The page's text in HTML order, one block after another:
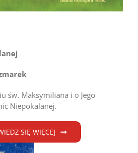
św. Maksymiliana i o Jego
Niepokalanej.
SIĘ WIĘCEJ